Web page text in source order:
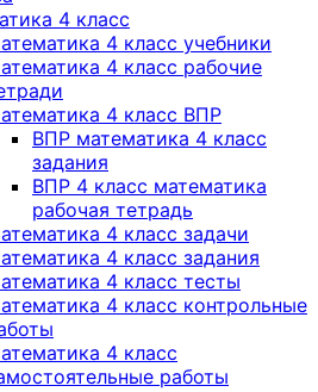
4 класс
4 класс учебники
4 класс рабочие
4 класс ВПР
ВПР математика 4 класс
задания
ВПР 4 класс математика
рабочая тетрадь
4 класс задачи
4 класс задания
4 класс тесты
4 класс контрольные
4 класс
работы